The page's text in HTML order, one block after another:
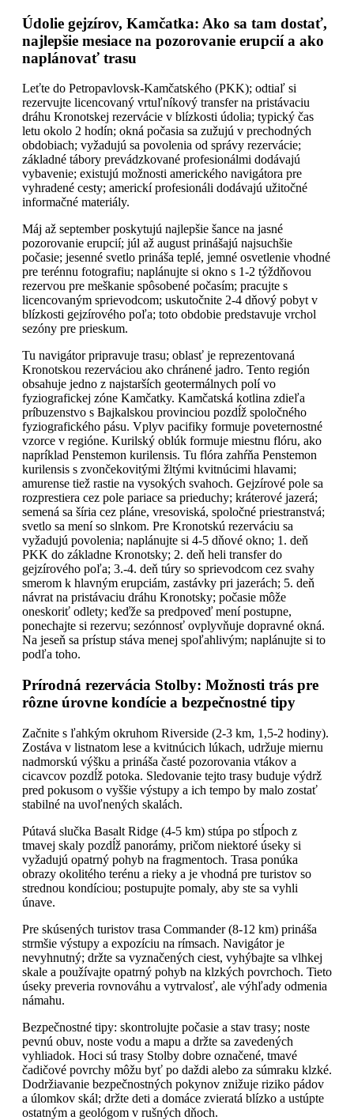
Údolie gejzírov, Kamčatka: Ako sa tam dostať,
najlepšie mesiace na pozorovanie erupcií a ako
naplánovať trasu
Leťte do Petropavlovsk-Kamčatského (PKK); odtiaľ si
rezervujte licencovaný vrtuľníkový transfer na pristávaciu
dráhu Kronotskej rezervácie v blízkosti údolia; typický čas
letu okolo 2 hodín; okná počasia sa zužujú v prechodných
obdobiach; vyžadujú sa povolenia od správy rezervácie;
základné tábory prevádzkované profesionálmi dodávajú
vybavenie; existujú možnosti amerického navigátora pre
vyhradené cesty; americkí profesionáli dodávajú užitočné
informačné materiály.
Máj až september poskytujú najlepšie šance na jasné
pozorovanie erupcií; júl až august prinášajú najsuchšie
počasie; jesenné svetlo prináša teplé, jemné osvetlenie vhodné
pre terénnu fotografiu; naplánujte si okno s 1-2 týždňovou
rezervou pre meškanie spôsobené počasím; pracujte s
licencovaným sprievodcom; uskutočnite 2-4 dňový pobyt v
blízkosti gejzírového poľa; toto obdobie predstavuje vrchol
sezóny pre prieskum.
Tu navigátor pripravuje trasu; oblasť je reprezentovaná
Kronotskou rezerváciou ako chránené jadro. Tento región
obsahuje jedno z najstarších geotermálnych polí vo
fyziografickej zóne Kamčatky. Kamčatská kotlina zdieľa
príbuzenstvo s Bajkalskou provinciou pozdĺž spoločného
fyziografického pásu. Vplyv pacifiky formuje poveternostné
vzorce v regióne. Kurilský oblúk formuje miestnu flóru, ako
napríklad Penstemon kurilensis. Tu flóra zahŕňa Penstemon
kurilensis s zvončekovitými žltými kvitnúcimi hlavami;
amurense tiež rastie na vysokých svahoch. Gejzírové pole sa
rozprestiera cez pole pariace sa prieduchy; kráterové jazerá;
semená sa šíria cez pláne, vresoviská, spoločné priestranstvá;
svetlo sa mení so slnkom. Pre Kronotskú rezerváciu sa
vyžadujú povolenia; naplánujte si 4-5 dňové okno; 1. deň
PKK do základne Kronotsky; 2. deň heli transfer do
gejzírového poľa; 3.-4. deň túry so sprievodcom cez svahy
smerom k hlavným erupciám, zastávky pri jazerách; 5. deň
návrat na pristávaciu dráhu Kronotsky; počasie môže
oneskoriť odlety; keďže sa predpoveď mení postupne,
ponechajte si rezervu; sezónnosť ovplyvňuje dopravné okná.
Na jeseň sa prístup stáva menej spoľahlivým; naplánujte si to
podľa toho.
Prírodná rezervácia Stolby: Možnosti trás pre
rôzne úrovne kondície a bezpečnostné tipy
Začnite s ľahkým okruhom Riverside (2-3 km, 1,5-2 hodiny).
Zostáva v listnatom lese a kvitnúcich lúkach, udržuje miernu
nadmorskú výšku a prináša časté pozorovania vtákov a
cicavcov pozdĺž potoka. Sledovanie tejto trasy buduje výdrž
pred pokusom o vyššie výstupy a ich tempo by malo zostať
stabilné na uvoľnených skalách.
Pútavá slučka Basalt Ridge (4-5 km) stúpa po stĺpoch z
tmavej skaly pozdĺž panorámy, pričom niektoré úseky si
vyžadujú opatrný pohyb na fragmentoch. Trasa ponúka
obrazy okolitého terénu a rieky a je vhodná pre turistov so
strednou kondíciou; postupujte pomaly, aby ste sa vyhli
únave.
Pre skúsených turistov trasa Commander (8-12 km) prináša
strmšie výstupy a expozíciu na rímsach. Navigátor je
nevyhnutný; držte sa vyznačených ciest, vyhýbajte sa vlhkej
skale a používajte opatrný pohyb na klzkých povrchoch. Tieto
úseky preveria rovnováhu a vytrvalosť, ale výhľady odmenia
námahu.
Bezpečnostné tipy: skontrolujte počasie a stav trasy; noste
pevnú obuv, noste vodu a mapu a držte sa zavedených
vyhliadok. Hoci sú trasy Stolby dobre označené, tmavé
čadičové povrchy môžu byť po daždi alebo za súmraku klzké.
Dodržiavanie bezpečnostných pokynov znižuje riziko pádov
a úlomkov skál; držte deti a domáce zvieratá blízko a ustúpte
ostatným a geológom v rušných dňoch.